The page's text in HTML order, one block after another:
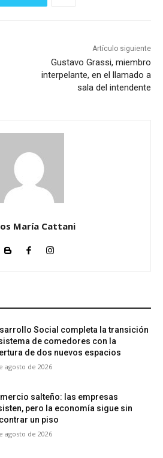
Artículo siguiente
Gustavo Grassi, miembro
interpelante, en el llamado a
sala del intendente
María Cattani
Social completa la transición
de comedores con la
de dos nuevos espacios
agosto de 2026
salteño: las empresas
pero la economía sigue sin
un piso
agosto de 2026